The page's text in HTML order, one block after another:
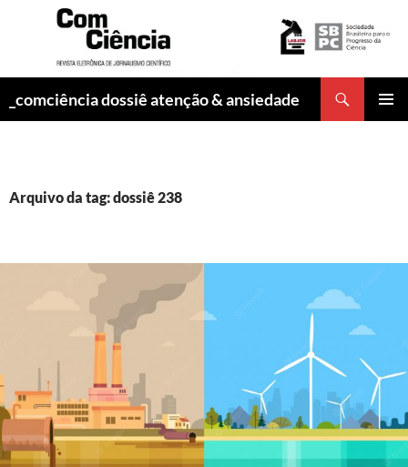
_comciência dossiê atenção & ansiedade
Arquivo da tag: dossiê 238